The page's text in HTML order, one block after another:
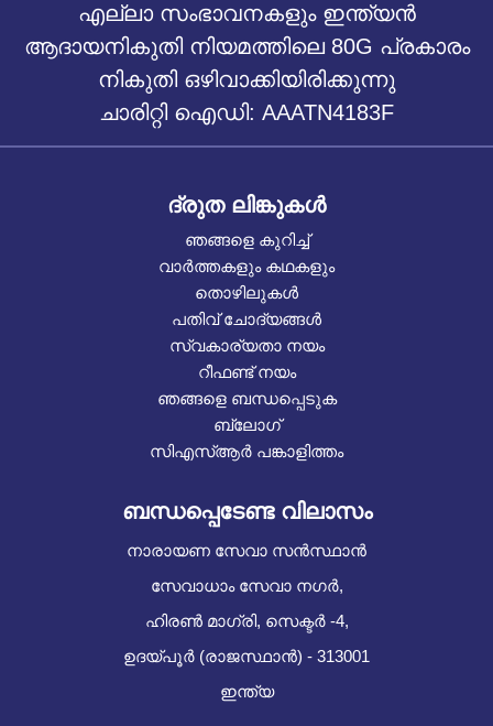
എല്ലാ സംഭാവനകളും ഇന്ത്യൻ
ആദായനികുതി നിയമത്തിലെ 80G പ്രകാരം
നികുതി ഒഴിവാക്കിയിരിക്കുന്നു
ചാരിറ്റി ഐഡി: AAATN4183F
ദ്രുത ലിങ്കുകൾ
ഞങ്ങളെ കുറിച്ച്
വാർത്തകളും കഥകളും
തൊഴിലുകൾ
പതിവ് ചോദ്യങ്ങൾ
സ്വകാര്യതാ നയം
റീഫണ്ട് നയം
ഞങ്ങളെ ബന്ധപ്പെടുക
ബ്ലോഗ്
സിഎസ്ആർ പങ്കാളിത്തം
ബന്ധപ്പെടേണ്ട വിലാസം
നാരായണ സേവാ സൻസ്ഥാൻ
സേവാധാം സേവാ നഗർ,
ഹിരൺ മാഗ്രി, സെക്ടർ -4,
ഉദയ്പൂർ (രാജസ്ഥാൻ) - 313001
ഇന്ത്യ